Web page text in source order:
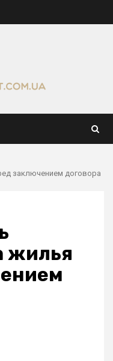
заключением договора
жилья